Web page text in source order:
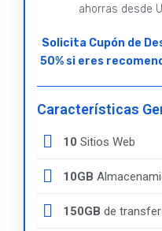
ahorras desde
Solicita Cupón de
50% si eres
Características
10 Sitios Web
10GB
150GB de